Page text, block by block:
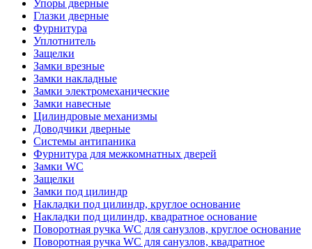
Упоры дверные
Глазки дверные
Фурнитура
Уплотнитель
Защелки
Замки врезные
Замки накладные
Замки электромеханические
Замки навесные
Цилиндровые механизмы
Доводчики дверные
Системы антипаника
Фурнитура для межкомнатных дверей
Замки WC
Защелки
Замки под цилиндр
Накладки под цилиндр, круглое основание
Накладки под цилиндр, квадратное основание
Поворотная ручка WC для санузлов, круглое основание
Поворотная ручка WC для санузлов, квадратное